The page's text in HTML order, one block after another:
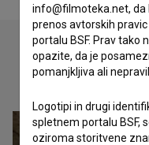
info@filmoteka.net,
prenos avtorskih
portalu BSF. Prav tako
opazite, da je
pomanjkljiva ali
Logotipi in drugi
spletnem portalu BSF,
oziroma storitvene